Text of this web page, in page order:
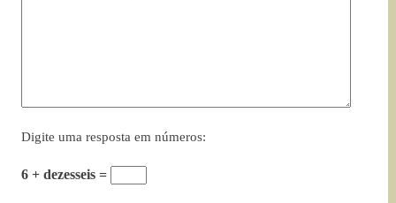
Digite uma resposta em números:
6 + dezesseis =